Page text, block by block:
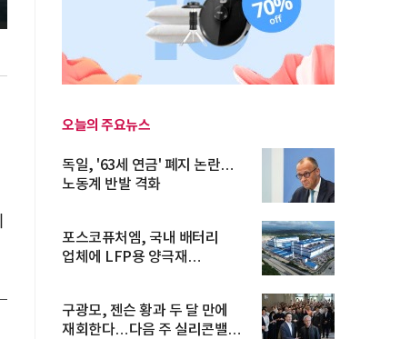
오늘의 주요뉴스
독일, '63세 연금' 폐지 논란…
노동계 반발 격화
포스코퓨처엠, 국내 배터리
업체에 LFP용 양극재
구광모, 젠슨 황과 두 달 만에
재회한다…다음 주 실리콘밸리